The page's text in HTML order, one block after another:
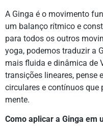
A Ginga é o movimento
um balanço rítmico e
para todos os outros
yoga, podemos traduzir a
mais fluida e dinâmica de
transições lineares, pense
circulares e contínuos que
mente.
Como aplicar a Ginga em